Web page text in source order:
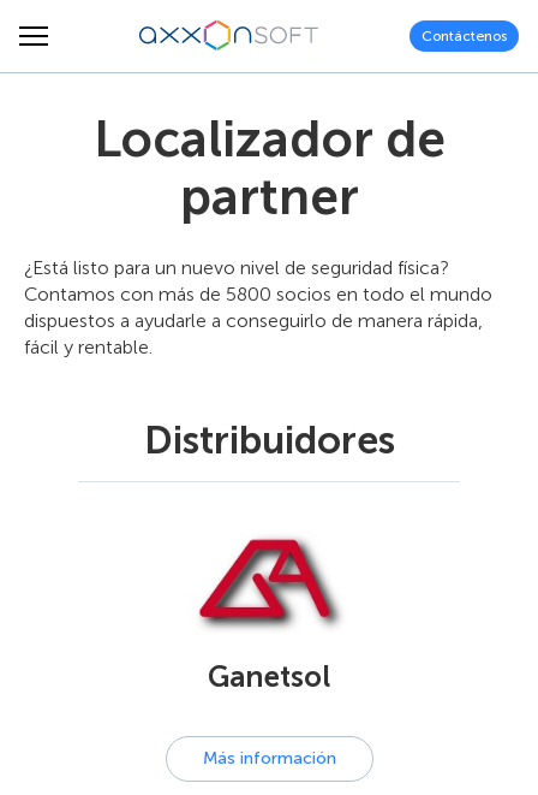
Contáctenos
Localizador de
partner
¿Está listo para un nuevo nivel de seguridad física?
Contamos con más de 5800 socios en todo el mundo
dispuestos a ayudarle a conseguirlo de manera rápida,
fácil y rentable.
Distribuidores
Ganetsol
Más información